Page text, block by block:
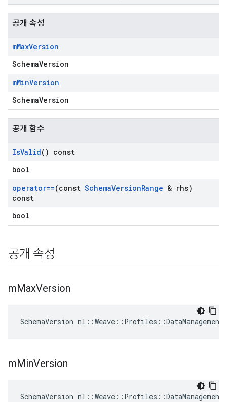
공개 속성
mMaxVersion
SchemaVersion
mMinVersion
SchemaVersion
공개 함수
IsValid() const
bool
operator==(const SchemaVersionRange & rhs)
const
bool
공개 속성
mMaxVersion
SchemaVersion
mMinVersion
SchemaVersion